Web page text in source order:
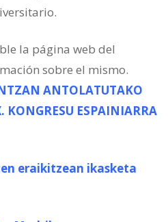
la página web del
sobre el mismo.
ANTOLATUTAKO
KONGRESU ESPAINIARRA
eraikitzean ikasketa